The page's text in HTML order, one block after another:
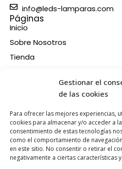
Gestionar el
de las cookies
Para ofrecer las mejores experiencias,
cookies para almacenar y/o acceder a
consentimiento de estas tecnologías
como el comportamiento de
en este sitio. No consentir o retirar el
negativamente a ciertas características
info@leds-lamparas.com
Páginas
Inicio
Sobre Nosotros
Tienda
Información
Condiciones de compra
Política de devoluciones y
Política de cookies
Síganos en nuestras RRSS